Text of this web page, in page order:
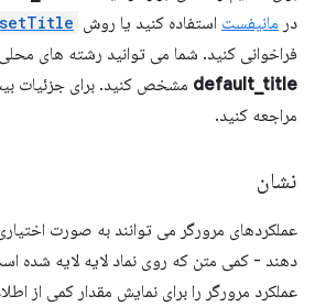
در مانیفست استفاده کنید یا روش
فراخوانی کنید. شما می توانید رشته های
default_title مشخص کنید. برای جزئیات
مراجعه کنید.
نشان
عملکردهای مرورگر می توانند به صورت
دهند - کمی متن که روی نماد لایه لایه شده
عملکرد مرورگر را برای نمایش مقدار کمی از